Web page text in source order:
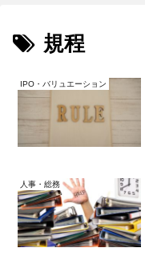
規程
IPO・バリュエーション
人事・総務